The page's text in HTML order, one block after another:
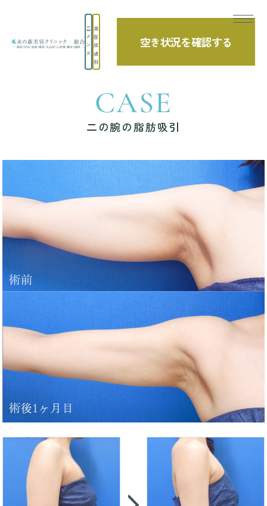
メ
ン
ズ
美
容
皮
膚
科
空き状況を確認する
TOP 症例写真 二の腕の脂肪吸引
CASE
二の腕の脂肪吸引